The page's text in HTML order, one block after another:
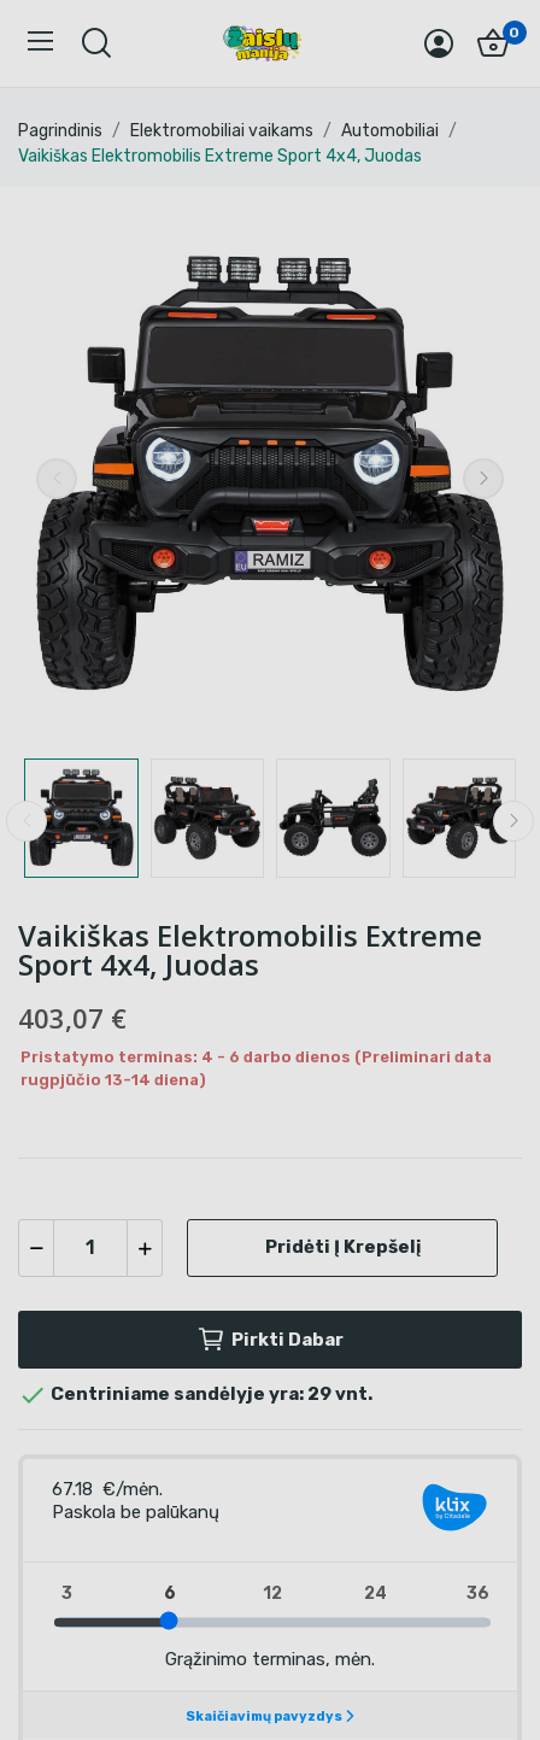
0
Pagrindinis Elektromobiliai vaikams
Automobiliai
Vaikiškas Elektromobilis Extreme Sport 4x4, Juodas
Vaikiškas Elektromobilis Extreme
Sport 4x4, Juodas
403,07 €
Pristatymo terminas: 4 - 6 darbo dienos (Preliminari data
rugpjūčio 13-14 diena)
Pridėti Į Krepšelį
Pirkti Dabar
 Centriniame sandėlyje yra: 29 vnt.